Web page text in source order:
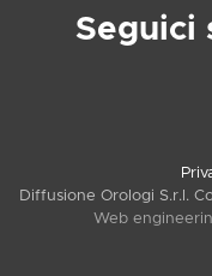
Seguici
Diffusione Orologi S.r.l.
Web